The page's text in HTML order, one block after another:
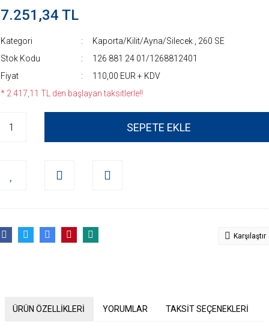
7.251,34 TL
Kategori Kaporta/Kilit/Ayna/Silecek
260 SE
Stok Kodu
126 881 24 01/1268812401
Fiyat
110,00 EUR + KDV
* 2.417,11 TL den başlayan taksitlerle!!
SEPETE EKLE
Karşılaştır
ÜRÜN ÖZELLİKLERİ YORUMLAR TAKSİT SEÇENEKLERİ